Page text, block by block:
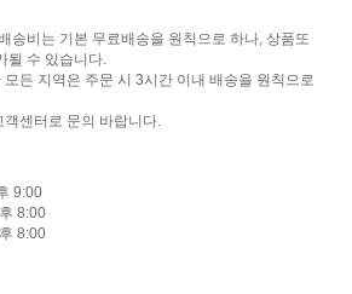
송비는 기본 무료배송을 원칙으로 하나, 상품또
될 수 있습니다.
든 지역은 주문 시 3시간 이내 배송을 원칙으로
센터로 문의 바랍니다.
9:00
8:00
8:00